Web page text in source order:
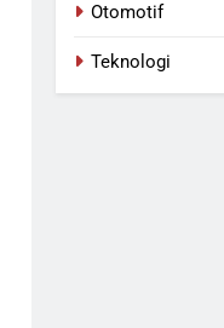
Otomotif
Teknologi